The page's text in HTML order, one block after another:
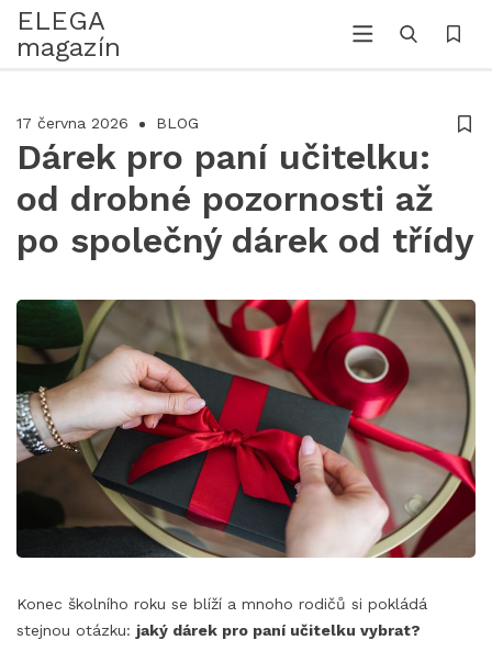
ELEGA
magazín
17 června 2026 BLOG
Dárek pro paní učitelku:
od drobné pozornosti až
po společný dárek od třídy
Konec školního roku se blíží a mnoho rodičů si pokládá
stejnou otázku: jaký dárek pro paní učitelku vybrat?